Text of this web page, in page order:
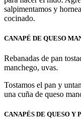
salpimentamos y
cocinado.
CANAPÉ DE QUESO
Rebanadas de pan
manchego, uvas.
Tostamos el pan y
una cuña de queso
CANAPÉS DE QUESO Y